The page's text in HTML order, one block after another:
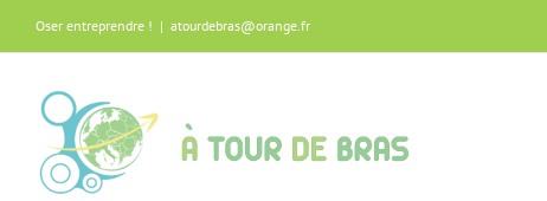
Oser entreprendre ! | atourdebras@orange.fr